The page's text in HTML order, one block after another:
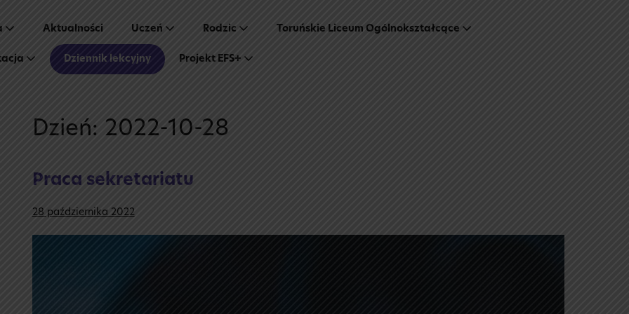
Aktualności Uczeń Rodzic Toruńskie Liceum Ogólnokształcące
Dziennik lekcyjny Projekt EFS+
Dzień: 2022-10-28
Praca sekretariatu
28 października 2022